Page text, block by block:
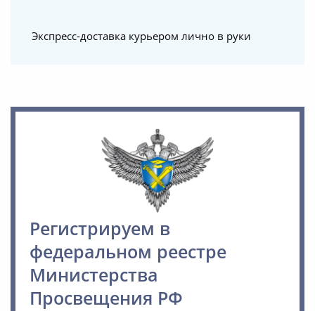
Экспресс-доставка курьером лично в руки
Регистрируем в
федеральном реестре
Министерства
Просвещения РФ